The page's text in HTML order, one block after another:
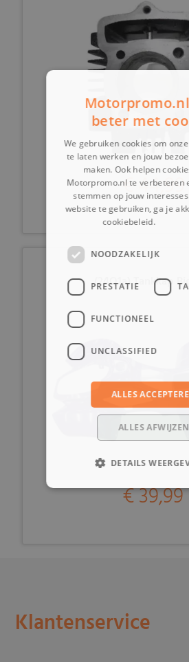
€ 44,99
(24Q1a) Tankkap
€ 39,99
Klantenservice
beter met
We gebruiken cookies om
te laten werken en jouw
maken. Ook helpen
Motorpromo.nl te verbeteren
stemmen op jouw
website te gebruiken, ga je
cookiebeleid.
NOODZAKELIJK
PRESTATIE
FUNCTIONEEL
UNCLASSIFIED
ALLES
ALLES AFWIJZEN
DETAILS